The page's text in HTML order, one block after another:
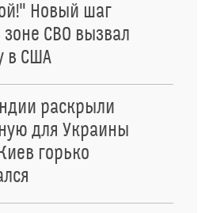
Новый шаг
зоне СВО вызвал
в США
раскрыли
для Украины
горько